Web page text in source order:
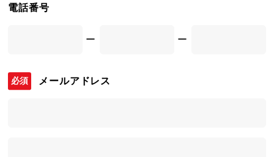
電話番号
ー ー
メールアドレス